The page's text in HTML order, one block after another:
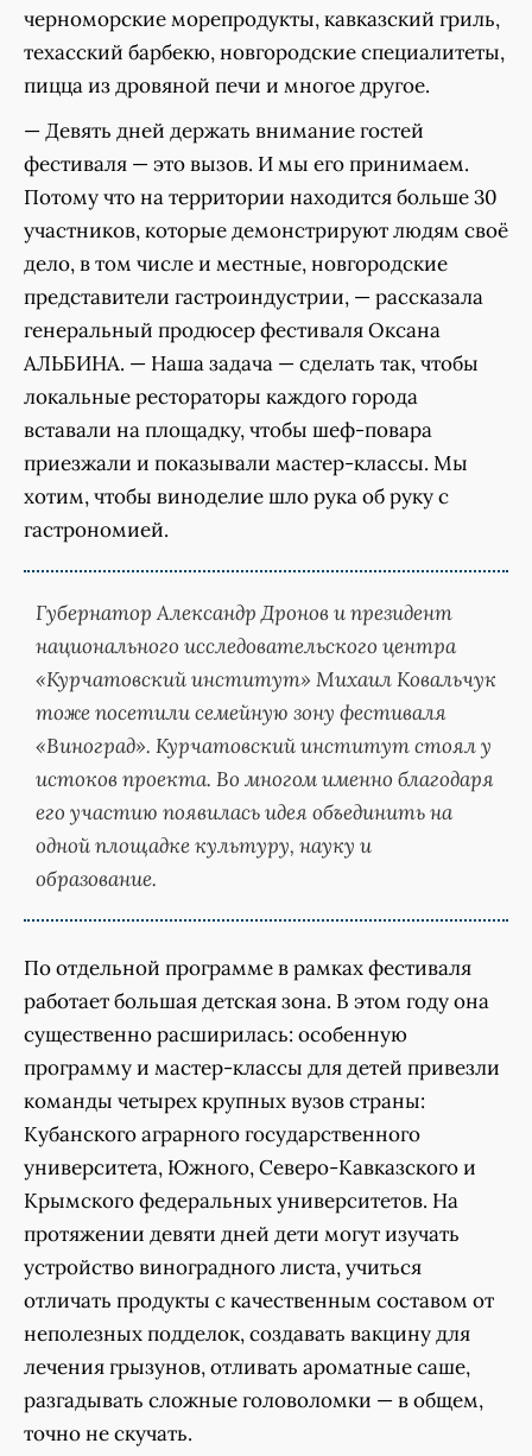
черноморские морепродукты, кавказский гриль,
техасский барбекю, новгородские специалитеты,
пицца из дровяной печи и многое другое.
— Девять дней держать внимание гостей
фестиваля — это вызов. И мы его принимаем.
Потому что на территории находится больше 30
участников, которые демонстрируют людям своё
дело, в том числе и местные, новгородские
представители гастроиндустрии, — рассказала
генеральный продюсер фестиваля Оксана
АЛЬБИНА. — Наша задача — сделать так, чтобы
локальные рестораторы каждого города
вставали на площадку, чтобы шеф-повара
приезжали и показывали мастер-классы. Мы
хотим, чтобы виноделие шло рука об руку с
гастрономией.
Губернатор Александр Дронов и президент
национального исследовательского центра
«Курчатовский институт» Михаил Ковальчук
тоже посетили семейную зону фестиваля
«Виноград». Курчатовский институт стоял у
истоков проекта. Во многом именно благодаря
его участию появилась идея объединить на
одной площадке культуру, науку и
образование.
По отдельной программе в рамках фестиваля
работает большая детская зона. В этом году она
существенно расширилась: особенную
программу и мастер-классы для детей привезли
команды четырех крупных вузов страны:
Кубанского аграрного государственного
университета, Южного, Северо-Кавказского и
Крымского федеральных университетов. На
протяжении девяти дней дети могут изучать
устройство виноградного листа, учиться
отличать продукты с качественным составом от
неполезных подделок, создавать вакцину для
лечения грызунов, отливать ароматные саше,
разгадывать сложные головоломки — в общем,
точно не скучать.